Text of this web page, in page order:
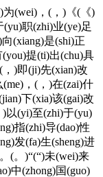
(wei)，(，)《(《)
(yu)职(zhi)业(ye)足
(xiang)是(shi)正
(you)提(ti)出(chu)具
)即(ji)先(xian)改
(me)，(，)在(zai)什
下(xia)该(gai)改
)以(yi)至(zhi)于(yu)
指(zhi)导(dao)性
发(fa)生(sheng)进
(。)“(“)未(wei)来
中(zhong)国(guo)